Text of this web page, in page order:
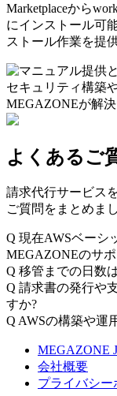
Marketplaceから
にインストール可
ストール作業を提
セキュリティ構築
MEGAZONEが解決
よくあるご
請求代行サービス
ご質問をまとめまし
Q 現在AWSベーシ
MEGAZONEのサ
Q 移管までの日数
Q 請求書の発行や
すか?
Q AWSの構築や運
MEGAZONE
会社概要
プライバシー